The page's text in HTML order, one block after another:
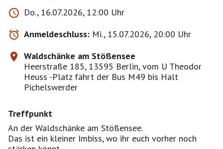
Do., 16.07.2026, 12:00 Uhr
Anmeldeschluss: Mi., 15.07.2026, 20:00 Uhr
Waldschänke am Stößensee
Heerstraße 185, 13595 Berlin, vom U Theodor
Heuss -Platz fährt der Bus M49 bis Halt
Pichelswerder
Treffpunkt
An der Waldschänke am Stößensee.
Das ist ein kleiner Imbiss, wo ihr euch vorher noch